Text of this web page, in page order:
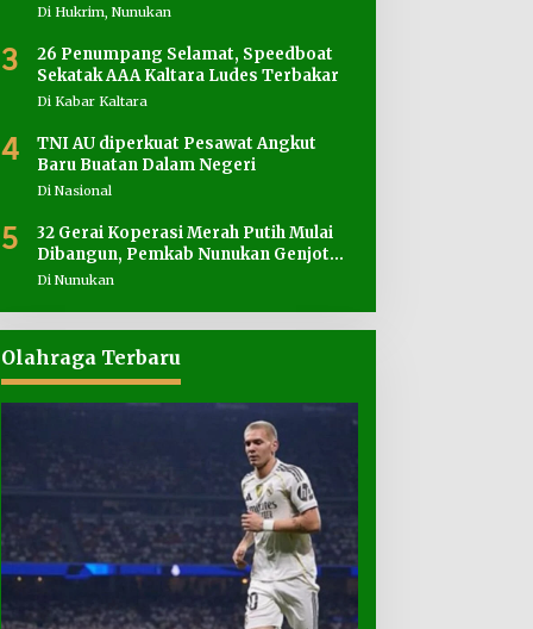
Di Hukrim, Nunukan
3
26 Penumpang Selamat, Speedboat
Sekatak AAA Kaltara Ludes Terbakar
Di Kabar Kaltara
4
TNI AU diperkuat Pesawat Angkut
Baru Buatan Dalam Negeri
Di Nasional
5
32 Gerai Koperasi Merah Putih Mulai
Dibangun, Pemkab Nunukan Genjot
Penyediaan Lahan
Di Nunukan
Olahraga Terbaru